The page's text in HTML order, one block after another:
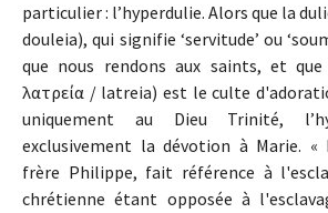
particulier : l’hyperdulie. Alors que la
douleia), qui signifie ‘servitude’ ou
que nous rendons aux saints, et
λατρεία / latreia) est le culte
uniquement au Dieu Trinité,
exclusivement la dévotion à Marie. «
frère Philippe, fait référence à
chrétienne étant opposée à